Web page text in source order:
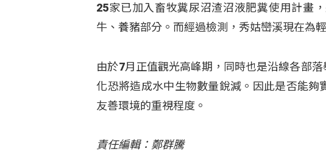
25家已加入畜牧糞尿沼渣沼液肥糞使用計畫
牛、養豬部分。而經過檢測，秀姑巒溪現在為
由於7月正值觀光高峰期，同時也是沿線各部
化恐將造成水中生物數量銳減。因此是否能
友善環境的重視程度。
責任編輯：鄭群騰